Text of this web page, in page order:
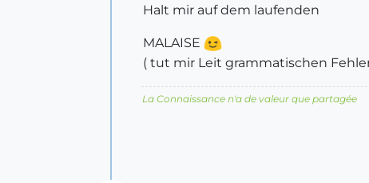
Halt mir auf dem laufenden
MALAISE
( tut mir Leit grammatischen
La Connaissance n'a de valeur que partagée